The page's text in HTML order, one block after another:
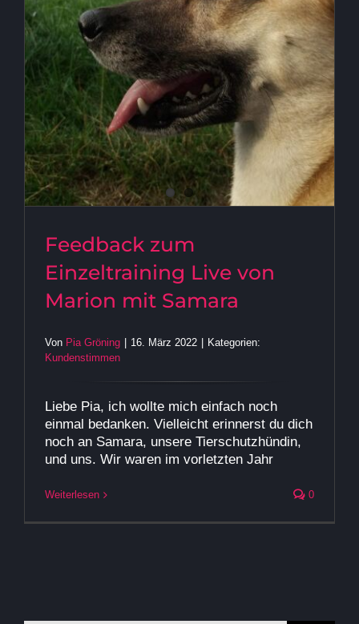
von Marion mit Samara
Feedback zum
Einzeltraining Live von
Marion mit Samara
Von Pia Gröning 16. März 2022
Kategorien:
Kundenstimmen
Liebe Pia, ich wollte mich einfach noch
einmal bedanken. Vielleicht erinnerst du dich
noch an Samara, unsere Tierschutzhündin,
und uns. Wir waren im vorletzten Jahr
Weiterlesen 0